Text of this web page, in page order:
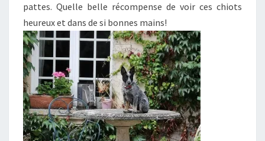
pattes. Quelle belle récompense de voir ces chiots
heureux et dans de si bonnes mains!